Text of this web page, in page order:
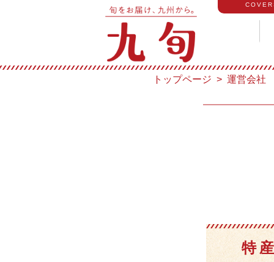
トップページ 運営会社
特